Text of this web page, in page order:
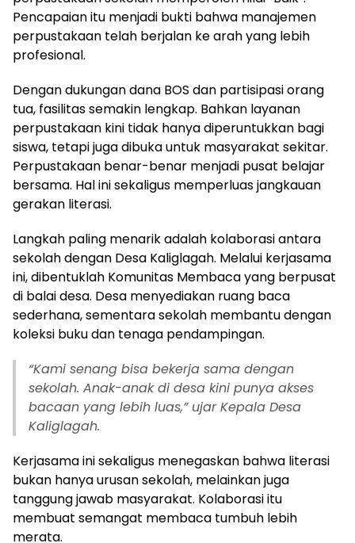
Pencapaian itu menjadi bukti bahwa manajemen
perpustakaan telah berjalan ke arah yang lebih
profesional.
Dengan dukungan dana BOS dan partisipasi orang
tua, fasilitas semakin lengkap. Bahkan layanan
perpustakaan kini tidak hanya diperuntukkan bagi
siswa, tetapi juga dibuka untuk masyarakat sekitar.
Perpustakaan benar-benar menjadi pusat belajar
bersama. Hal ini sekaligus memperluas jangkauan
gerakan literasi.
Langkah paling menarik adalah kolaborasi antara
sekolah dengan Desa Kaliglagah. Melalui kerjasama
ini, dibentuklah Komunitas Membaca yang berpusat
di balai desa. Desa menyediakan ruang baca
sederhana, sementara sekolah membantu dengan
koleksi buku dan tenaga pendampingan.
“Kami senang bisa bekerja sama dengan
sekolah. Anak-anak di desa kini punya akses
bacaan yang lebih luas,” ujar Kepala Desa
Kaliglagah.
Kerjasama ini sekaligus menegaskan bahwa literasi
bukan hanya urusan sekolah, melainkan juga
tanggung jawab masyarakat. Kolaborasi itu
membuat semangat membaca tumbuh lebih
merata.